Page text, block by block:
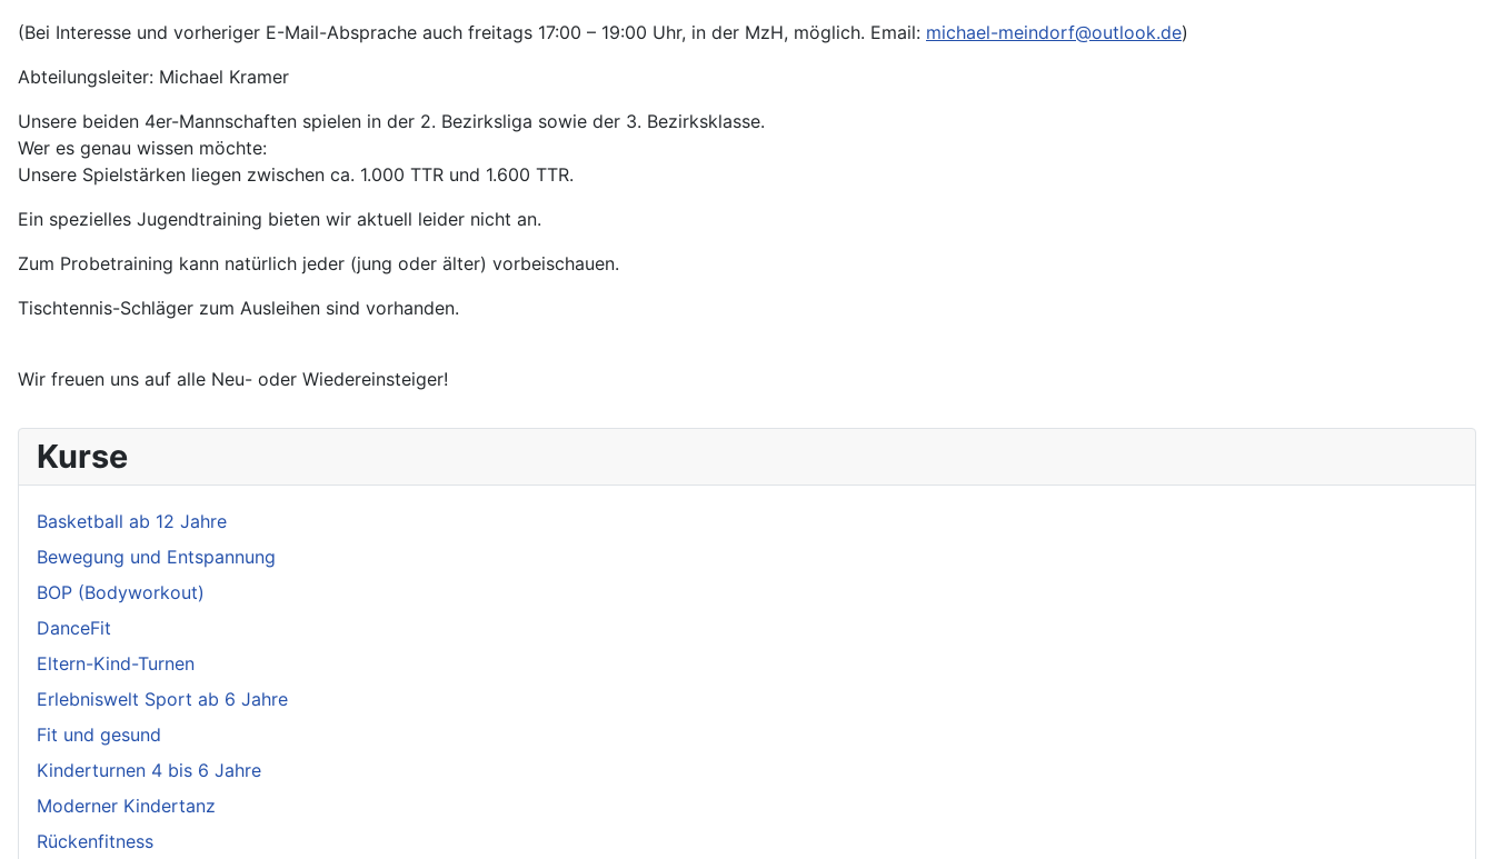
Kurse
Basketball ab 12 Jahre
Bewegung und Entspannung
BOP (Bodyworkout)
DanceFit
Eltern-Kind-Turnen
Erlebniswelt Sport ab 6 Jahre
Fit und gesund
Kinderturnen 4 bis 6 Jahre
Moderner Kindertanz
Rückenfitness
(Bei Interesse und vorheriger E-Mail-Absprache auch freitags 17:00 – 19:00 Uhr, in der MzH, möglich. Email: michael-meindorf@outlook.de)
Abteilungsleiter: Michael Kramer
Unsere beiden 4er-Mannschaften spielen in der 2. Bezirksliga sowie der 3. Bezirksklasse.
Wer es genau wissen möchte:
Unsere Spielstärken liegen zwischen ca. 1.000 TTR und 1.600 TTR.
Ein spezielles Jugendtraining bieten wir aktuell leider nicht an.
Zum Probetraining kann natürlich jeder (jung oder älter) vorbeischauen.
Tischtennis-Schläger zum Ausleihen sind vorhanden.
Wir freuen uns auf alle Neu- oder Wiedereinsteiger!